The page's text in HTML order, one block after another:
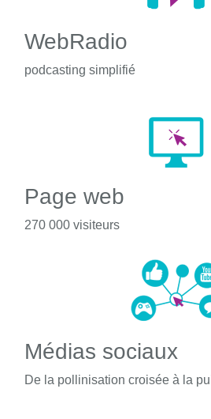
WebRadio
podcasting simplifié
Page web
270 000 visiteurs
Médias sociaux
De la pollinisation croisée à la